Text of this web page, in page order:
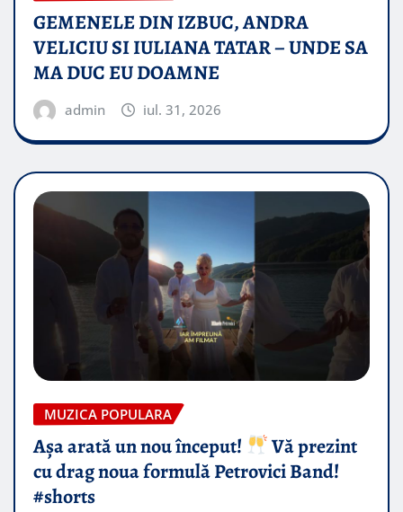
GEMENELE DIN IZBUC, ANDRA
VELICIU SI IULIANA TATAR – UNDE SA
MA DUC EU DOAMNE
admin iul. 31, 2026
MUZICA POPULARA
Așa arată un nou început!
Vă prezint
cu drag noua formulă Petrovici Band!
#shorts